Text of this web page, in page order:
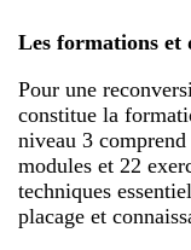
Les formations et
Pour une
constitue la
niveau 3
modules et 22
techniques
placage et